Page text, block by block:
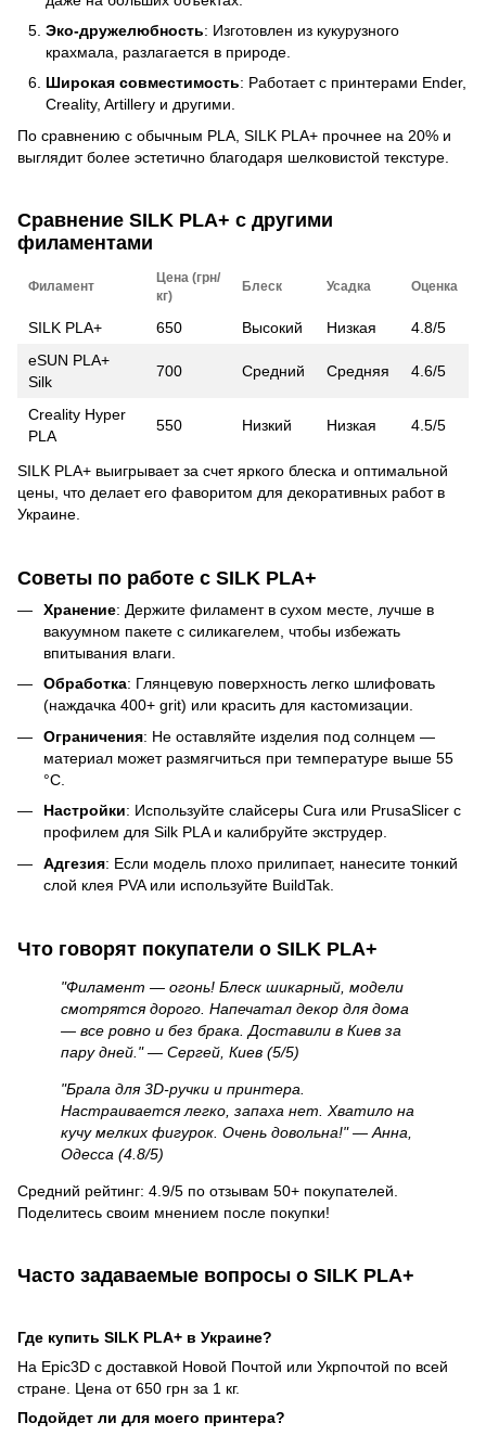
Эко-дружелюбность: Изготовлен из кукурузного
крахмала, разлагается в природе.
Широкая совместимость: Работает с принтерами Ender,
Creality, Artillery и другими.
По сравнению с обычным PLA, SILK PLA+ прочнее на 20% и
выглядит более эстетично благодаря шелковистой текстуре.
Сравнение SILK PLA+ с другими
филаментами
Филамент
Цена (грн/
кг)
Блеск Усадка Оценка
SILK PLA+ 650 Высокий Низкая
4.8/5
eSUN PLA+
Silk
700 Средний Средняя 4.6/5
Creality Hyper
PLA
550 Низкий Низкая 4.5/5
SILK PLA+ выигрывает за счет яркого блеска и оптимальной
цены, что делает его фаворитом для декоративных работ в
Украине.
Советы по работе с SILK PLA+
Хранение: Держите филамент в сухом месте, лучше в
вакуумном пакете с силикагелем, чтобы избежать
впитывания влаги.
Обработка: Глянцевую поверхность легко шлифовать
(наждачка 400+ grit) или красить для кастомизации.
Ограничения: Не оставляйте изделия под солнцем —
материал может размягчиться при температуре выше 55
°C.
Настройки: Используйте слайсеры Cura или PrusaSlicer с
профилем для Silk PLA и калибруйте экструдер.
Адгезия: Если модель плохо прилипает, нанесите тонкий
слой клея PVA или используйте BuildTak.
Что говорят покупатели о SILK PLA+
"Филамент — огонь! Блеск шикарный, модели
смотрятся дорого. Напечатал декор для дома
— все ровно и без брака. Доставили в Киев за
пару дней." — Сергей, Киев (5/5)
"Брала для 3D-ручки и принтера.
Настраивается легко, запаха нет. Хватило на
кучу мелких фигурок. Очень довольна!" — Анна,
Одесса (4.8/5)
Средний рейтинг: 4.9/5 по отзывам 50+ покупателей.
Поделитесь своим мнением после покупки!
Часто задаваемые вопросы о SILK PLA+
Где купить SILK PLA+ в Украине?
На Epic3D с доставкой Новой Почтой или Укрпочтой по всей
стране. Цена от 650 грн за 1 кг.
Подойдет ли для моего принтера?